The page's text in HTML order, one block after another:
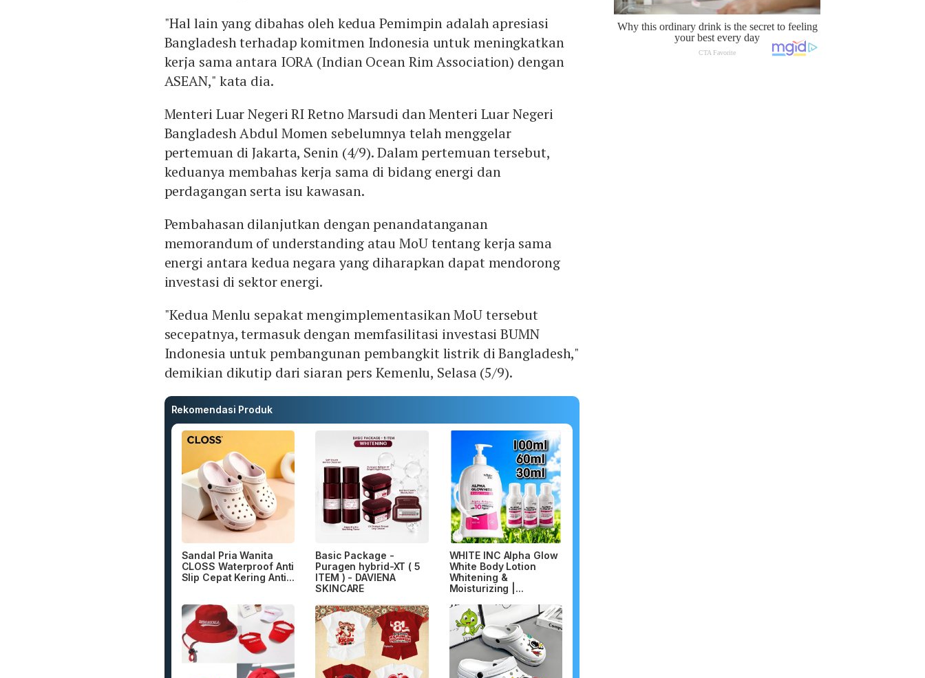
"Hal lain yang dibahas oleh kedua Pemimpin adalah apresiasi
Bangladesh terhadap komitmen Indonesia untuk meningkatkan
kerja sama antara IORA (Indian Ocean Rim Association) dengan
ASEAN," kata dia.
Menteri Luar Negeri RI Retno Marsudi dan Menteri Luar Negeri
Bangladesh Abdul Momen sebelumnya telah menggelar
pertemuan di Jakarta, Senin (4/9). Dalam pertemuan tersebut,
keduanya membahas kerja sama di bidang energi dan
perdagangan serta isu kawasan.
Pembahasan dilanjutkan dengan penandatanganan
memorandum of understanding atau MoU tentang kerja sama
energi antara kedua negara yang diharapkan dapat mendorong
investasi di sektor energi.
"Kedua Menlu sepakat mengimplementasikan MoU tersebut
secepatnya, termasuk dengan memfasilitasi investasi BUMN
Indonesia untuk pembangunan pembangkit listrik di Bangladesh,"
demikian dikutip dari siaran pers Kemenlu, Selasa (5/9).
Rekomendasi Produk
Sandal Pria Wanita
CLOSS Waterproof Anti
Slip Cepat Kering Anti...
Basic Package -
Puragen hybrid-XT ( 5
ITEM ) - DAVIENA
SKINCARE
WHITE INC Alpha Glow
White Body Lotion
Whitening &
Moisturizing |...